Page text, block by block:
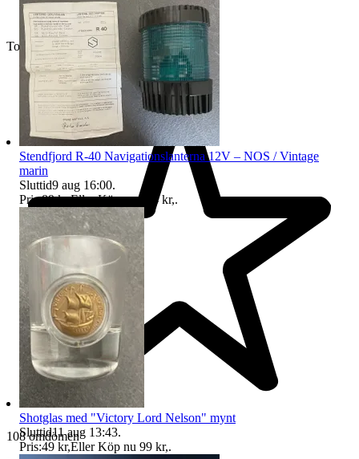
Toppsäljare
108 omdömen
Stendfjord R-40 Navigationslanterna 12V – NOS / Vintage
marin
Sluttid9 aug 16:00.
Pris:89 kr,Eller Köp nu 224 kr,.
Shotglas med "Victory Lord Nelson" mynt
Sluttid11 aug 13:43.
Pris:49 kr,Eller Köp nu 99 kr,.